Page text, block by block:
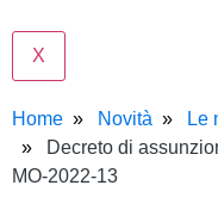
X
Home Novità
Le
Decreto di
MO-2022-13